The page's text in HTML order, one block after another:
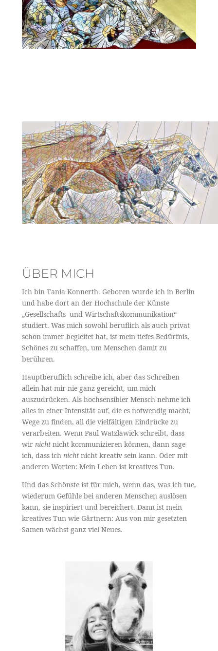
ÜBER MICH
Ich bin Tania Konnerth. Geboren wurde ich in Berlin
und habe dort an der Hochschule der Künste
„Gesellschafts- und Wirtschaftskommunikation“
studiert. Was mich sowohl beruflich als auch privat
schon immer begleitet hat, ist mein tiefes Bedürfnis,
Schönes zu schaffen, um Menschen damit zu
berühren.
Hauptberuflich schreibe ich, aber das Schreiben
allein hat mir nie ganz gereicht, um mich
auszudrücken. Als hochsensibler Mensch nehme ich
alles in einer Intensität auf, die es notwendig macht,
Wege zu finden, all die vielfältigen Eindrücke zu
verarbeiten. Wenn Paul Watzlawick schreibt, dass
wir nichtnicht kommunizieren können, dann sage
ich, dass ich nichtnicht kreativ sein kann. Oder mit
anderen Worten: Mein Leben ist kreatives Tun.
Und das Schönste ist für mich, wenn das, was ich tue,
wiederum Gefühle bei anderen Menschen auslösen
kann, sie inspiriert und bereichert. Dann ist mein
kreatives Tun wie Gärtnern: Aus von mir gesetzten
Samen wächst ganz viel Neues.